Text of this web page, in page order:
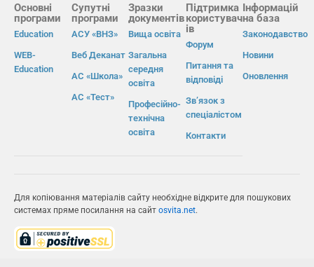
Основні
програми
Education
WEB-
Education
Супутні
програми
АСУ «ВНЗ»
Веб Деканат
АС «Школа»
АС «Тест»
Зразки
документів
Вища освіта
Загальна
середня
освіта
Професійно-
технічна
освіта
Підтримка
користувач
ів
Форум
Питання та
відповіді
Зв’язок з
спеціалістом
Контакти
Інформацій
на база
Законодавство
Новини
Оновлення
Для копіювання матеріалів сайту необхідне відкрите для пошукових
системах пряме посилання на сайт osvita.net.